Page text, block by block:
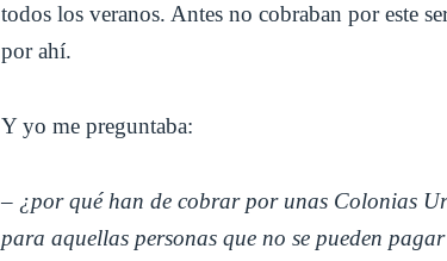
todos los veranos. Antes no cobraban por este
por ahí.
Y yo me preguntaba:
– ¿por qué han de cobrar por unas Colonias
para aquellas personas que no se pueden